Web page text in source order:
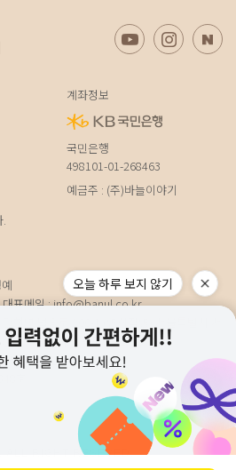
계좌정보
국민은행
498101-01-268463
예금주 : (주)바늘이야기
대표메일 :info@banul.co.kr
기도 파주시 성동로 19-17
자정보확인]
ALL RIGHT RESEVED.
오늘 하루 보지 않기